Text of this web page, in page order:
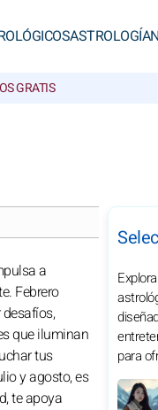
ASTROLOGÍA
GRATIS
a
Febrero
que iluminan
tus
y agosto, es
te apoya
para